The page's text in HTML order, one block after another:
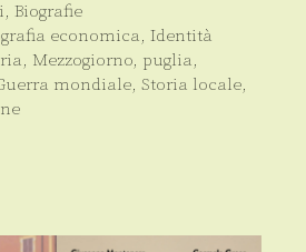
, Biografie
economica, Identità
, Mezzogiorno, puglia,
mondiale, Storia locale,